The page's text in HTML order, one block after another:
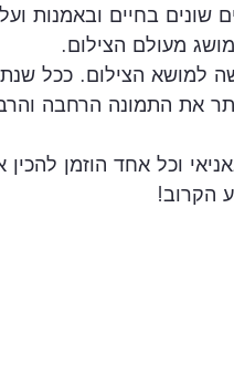
שונים בחיים ובאמנות
מעולם הצילום.
למושא הצילום. ככל
את התמונה הרחבה
וכל אחד הוזמן
הקרוב!